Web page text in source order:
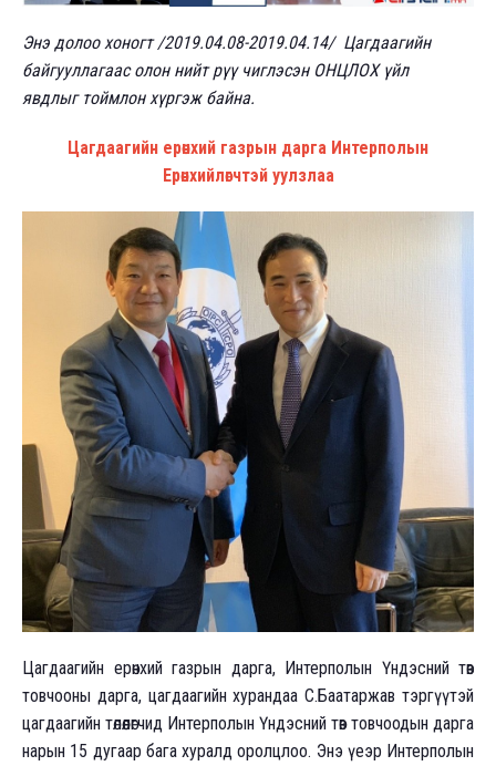
Энэ долоо хоногт /2019.04.08-2019.04.14/ Цагдаагийн
байгууллагаас олон нийт рүү чиглэсэн ОНЦЛОХ үйл
явдлыг тоймлон хүргэж байна.
Цагдаагийн ерөнхий газрын дарга Интерполын
Ерөнхийлөгчтэй уулзлаа
Цагдаагийн ерөнхий газрын дарга, Интерполын Үндэсний төв
товчооны дарга, цагдаагийн хурандаа С.Баатаржав тэргүүтэй
цагдаагийн төлөөлөгчид Интерполын Үндэсний төв товчоодын дарга
нарын 15 дугаар бага хуралд оролцлоо. Энэ үеэр Интерполын